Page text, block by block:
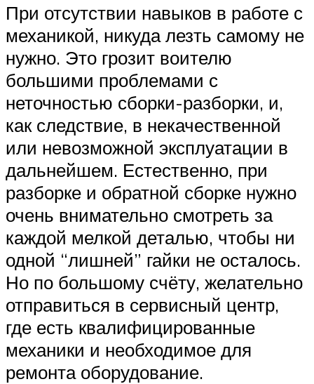
При отсутствии навыков в работе с
механикой, никуда лезть самому не
нужно. Это грозит воителю
большими проблемами с
неточностью сборки-разборки, и,
как следствие, в некачественной
или невозможной эксплуатации в
дальнейшем. Естественно, при
разборке и обратной сборке нужно
очень внимательно смотреть за
каждой мелкой деталью, чтобы ни
одной “лишней” гайки не осталось.
Но по большому счёту, желательно
отправиться в сервисный центр,
где есть квалифицированные
механики и необходимое для
ремонта оборудование.